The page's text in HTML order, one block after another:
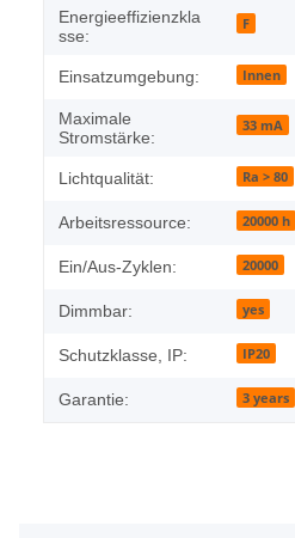
Energieeffizienzkla
sse:
F
Einsatzumgebung: Innen
Maximale
Stromstärke:
33 mA
Lichtqualität: Ra > 80
Arbeitsressource: 20000 h
Ein/Aus-Zyklen: 20000
Dimmbar: yes
Schutzklasse, IP: IP20
Garantie: 3 years